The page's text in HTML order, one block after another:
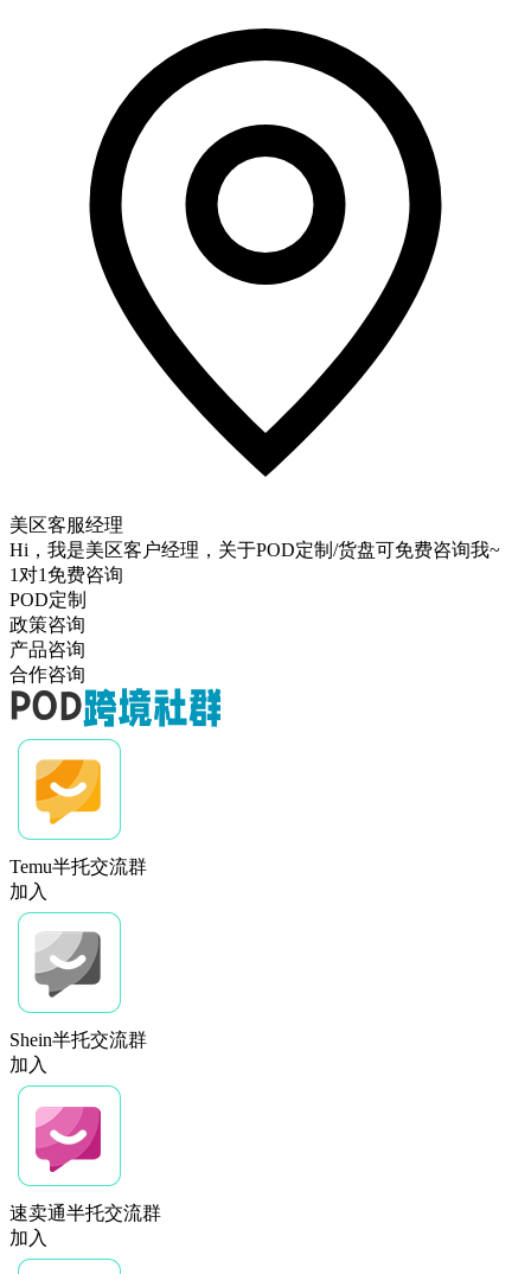
美区客服经理
Hi，我是美区客户经理，关于POD定制/货盘可免费咨询我~
1对1免费咨询
POD定制
政策咨询
产品咨询
合作咨询
Temu半托交流群
加入
Shein半托交流群
加入
速卖通半托交流群
加入